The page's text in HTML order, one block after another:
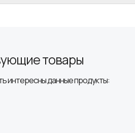
интересны данные продукты:
товары